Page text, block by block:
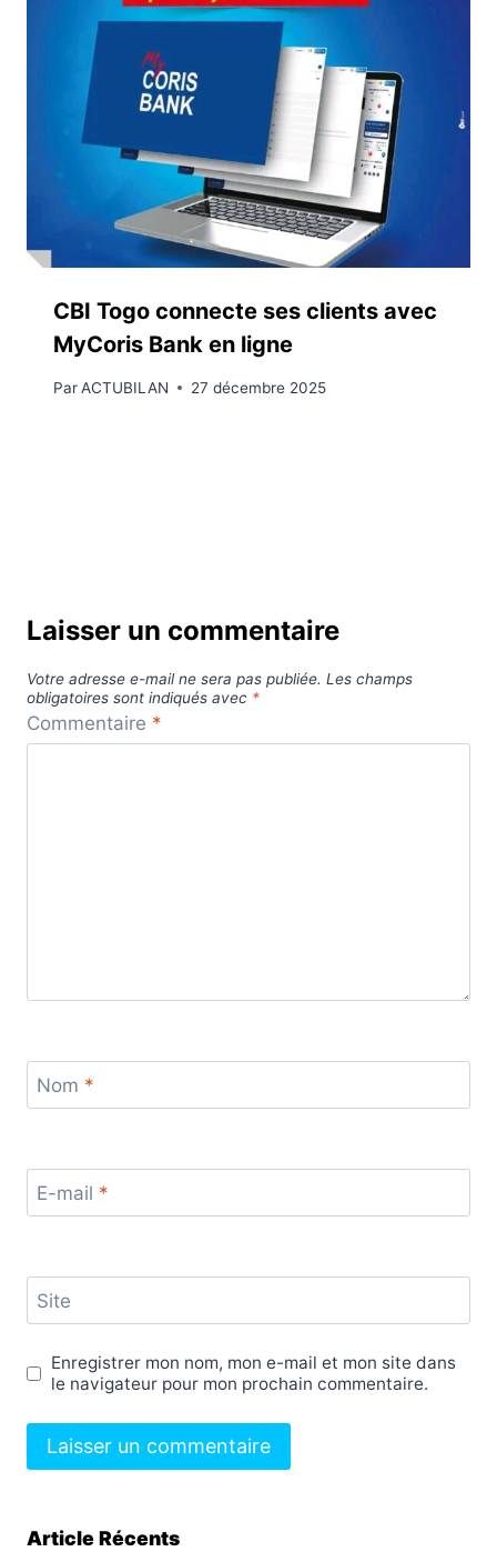
CBI Togo connecte ses clients avec
MyCoris Bank en ligne
ParACTUBILAN 27 décembre 2025
Laisser un commentaire
Votre adresse e-mail ne sera pas publiée. Les champs
obligatoires sont indiqués avec *
Commentaire *
Nom *
E-mail *
Site
Enregistrer mon nom, mon e-mail et mon site dans
le navigateur pour mon prochain commentaire.
Article Récents